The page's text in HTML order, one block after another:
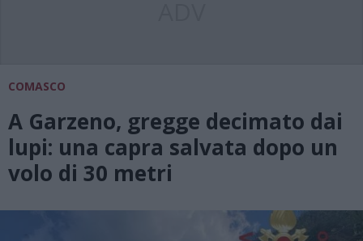
COMASCO
A Garzeno, gregge decimato dai
lupi: una capra salvata dopo un
volo di 30 metri